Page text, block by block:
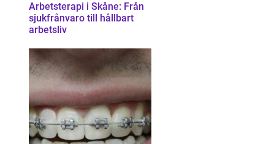
Arbetsterapi i Skåne: Från
sjukfrånvaro till hållbart
arbetsliv